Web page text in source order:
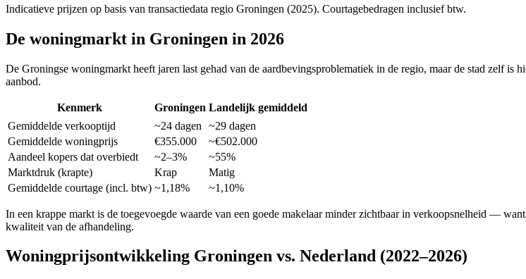
Indicatieve prijzen op basis van transactiedata regio Groningen (2025). Courtagebedragen inclusief btw.
De woningmarkt in Groningen in 2026
De Groningse woningmarkt heeft jaren last gehad van de aardbevingsproblematiek in de regio, maar de stad zelf
aanbod.
Kenmerk Groningen Landelijk gemiddeld
Gemiddelde verkooptijd
~24 dagen
~29 dagen
Gemiddelde woningprijs
€355.000
~€502.000
Aandeel kopers dat overbiedt
~2–3%
~55%
Marktdruk (krapte)
Krap
Matig
Gemiddelde courtage (incl. btw) ~1,18% ~1,10%
In een krappe markt is de toegevoegde waarde van een goede makelaar minder zichtbaar in verkoopsnelheid —
kwaliteit van de afhandeling.
Woningprijsontwikkeling Groningen vs. Nederland (2022–2026)